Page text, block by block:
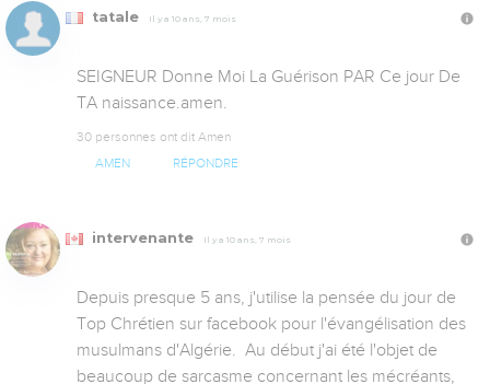
tatale Il y a 10 ans, 7 mois
SEIGNEUR Donne Moi La Guérison PAR Ce jour De
TA naissance.amen.
30 personnes ont dit Amen
AMEN RÉPONDRE
intervenante Il y a 10 ans, 7 mois
Depuis presque 5 ans, j'utilise la pensée du jour de
Top Chrétien sur facebook pour l'évangélisation des
musulmans d'Algérie.  Au début j'ai été l'objet de
beaucoup de sarcasme concernant les mécréants,